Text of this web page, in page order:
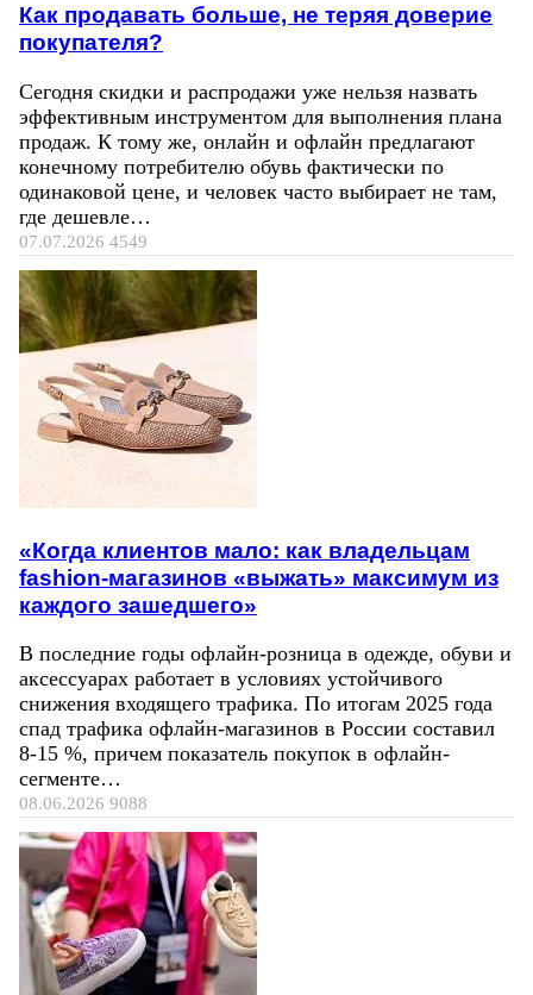
Как продавать больше, не теряя доверие
покупателя?
Сегодня скидки и распродажи уже нельзя назвать
эффективным инструментом для выполнения плана
продаж. К тому же, онлайн и офлайн предлагают
конечному потребителю обувь фактически по
одинаковой цене, и человек часто выбирает не там,
где дешевле…
07.07.2026 4549
«Когда клиентов мало: как владельцам
fashion-магазинов «выжать» максимум из
каждого зашедшего»
В последние годы офлайн-розница в одежде, обуви и
аксессуарах работает в условиях устойчивого
снижения входящего трафика. По итогам 2025 года
спад трафика офлайн-магазинов в России составил
8-15 %, причем показатель покупок в офлайн-
сегменте…
08.06.2026 9088